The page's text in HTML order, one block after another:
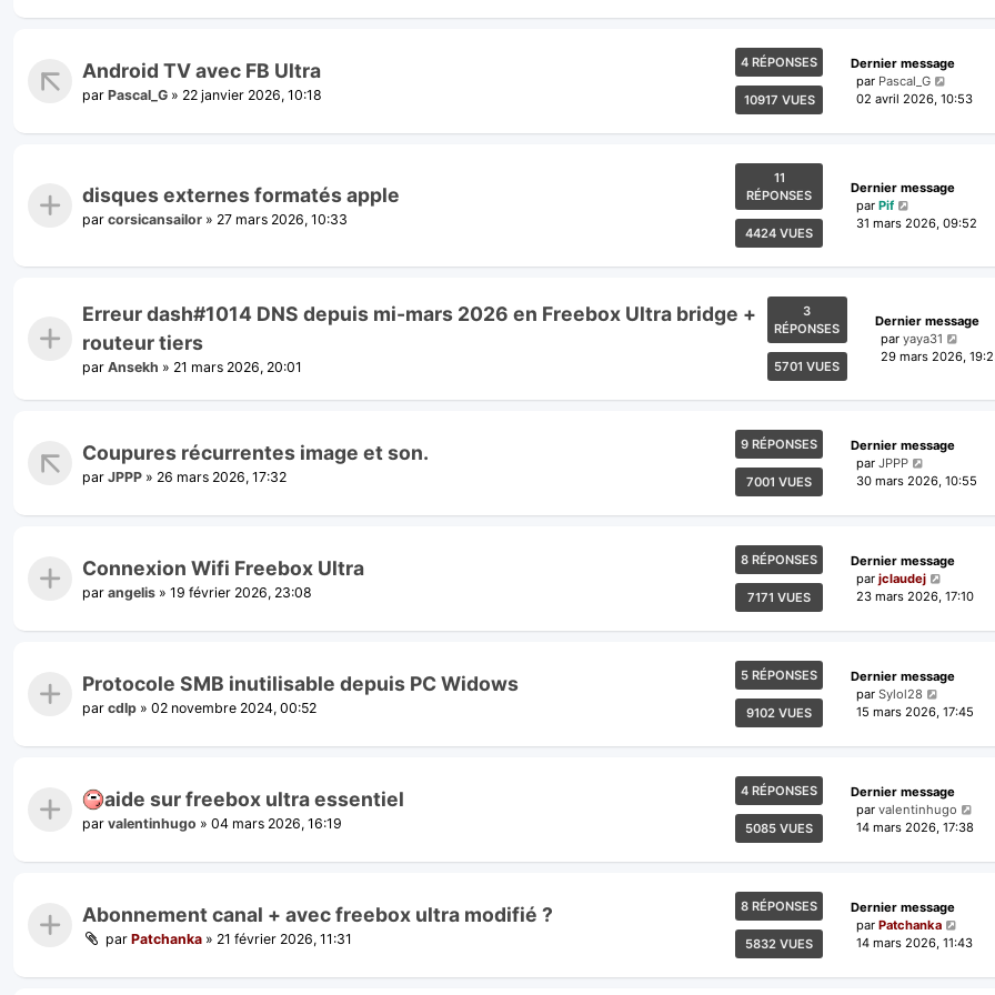
Android TV avec FB Ultra
par Pascal_G » 22 janvier 2026, 10:18
4 RÉPONSES
10917 VUES
Dernier message
par Pascal_G
02 avril 2026, 10:53
disques externes formatés apple
par corsicansailor » 27 mars 2026, 10:33
11
RÉPONSES
4424 VUES
Dernier message
par Pif
31 mars 2026, 09:52
Erreur dash#1014 DNS depuis mi-mars 2026 en Freebox Ultra bridge +
routeur tiers
par Ansekh » 21 mars 2026, 20:01
3
RÉPONSES
5701 VUES
Dernier message
par yaya31
29 mars 2026,
Coupures récurrentes image et son.
par JPPP » 26 mars 2026, 17:32
9 RÉPONSES
7001 VUES
Dernier message
par JPPP
30 mars 2026, 10:55
Connexion Wifi Freebox Ultra
par angelis » 19 février 2026, 23:08
8 RÉPONSES
7171 VUES
Dernier message
par jclaudej
23 mars 2026, 17:10
Protocole SMB inutilisable depuis PC Widows
par cdlp » 02 novembre 2024, 00:52
5 RÉPONSES
9102 VUES
Dernier message
par Sylol28
15 mars 2026, 17:45
aide sur freebox ultra essentiel
par valentinhugo » 04 mars 2026, 16:19
4 RÉPONSES
5085 VUES
Dernier message
par valentinhugo
14 mars 2026, 17:38
Abonnement canal + avec freebox ultra modifié ?
par Patchanka » 21 février 2026, 11:31
8 RÉPONSES
5832 VUES
Dernier message
par Patchanka
14 mars 2026, 11:43